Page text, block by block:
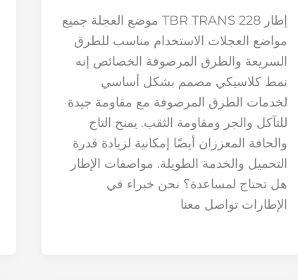
إطار TBR TRANS 228 موضع العجلة جميع
مواضع العجلات الاستخدام مناسب للطرق
السريعة والطرق المرصوفة الخصائص إنه
نمط كلاسيكي مصمم بشكل أساسي
لخدمات الطرق المرصوفة مع مقاومة جيدة
للتآكل والجر ومقاومة الثقب. يمنح التاج
والحافة المعززان أيضًا إمكانية لزيادة قدرة
التحميل والخدمة الطويلة. مواصفات الإطار
هل تحتاج لمساعدة؟ نحن خبراء في
الإطارات تواصل معنا